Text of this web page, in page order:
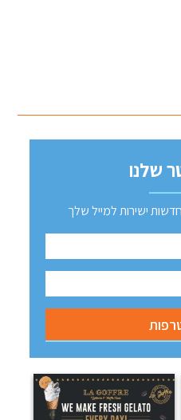
שלנו
ישירות למייל שלך